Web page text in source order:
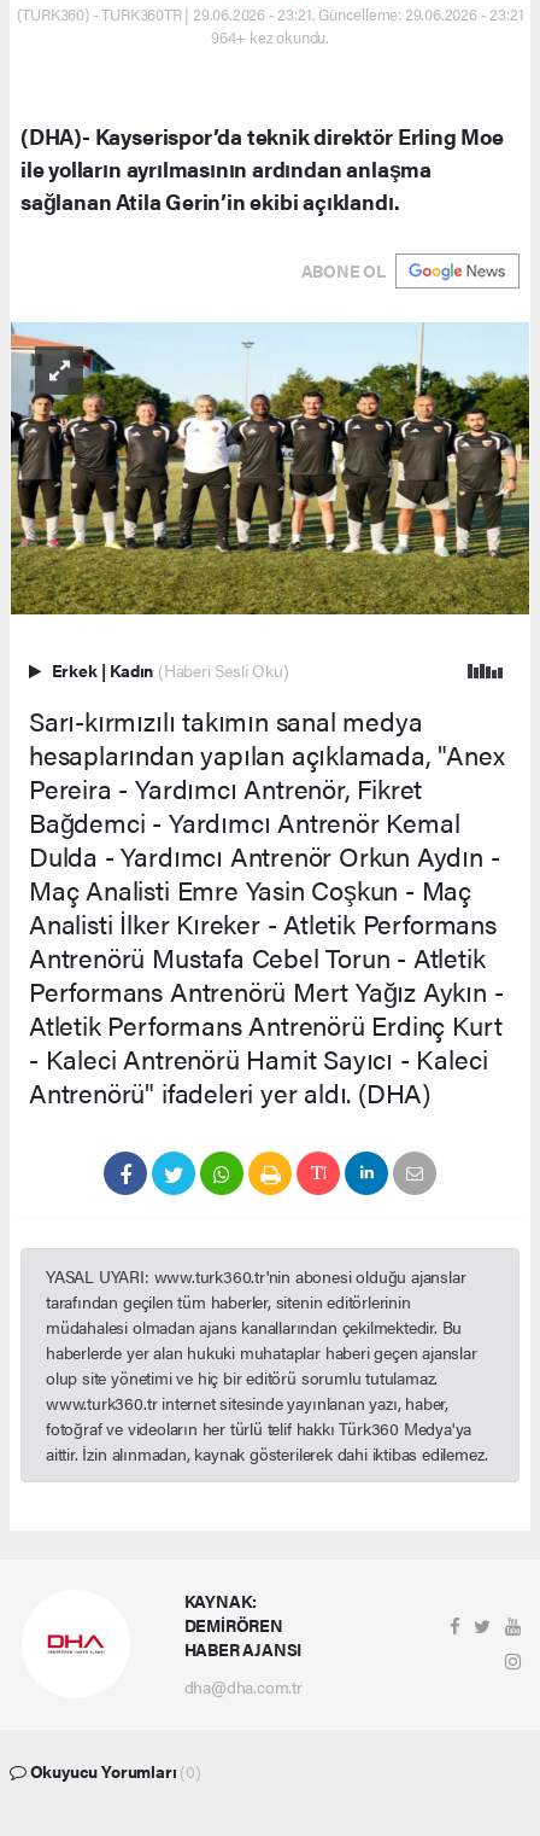
(TURK360) - TURK360TR | 29.06.2026 - 23:21, Güncelleme: 29.06.2026 - 23:21
964+ kez okundu.
(DHA)- Kayserispor’da teknik direktör Erling Moe
ile yolların ayrılmasının ardından anlaşma
sağlanan Atila Gerin’in ekibi açıklandı.
ABONE OL
Erkek | Kadın (Haberi Sesli Oku)
Sarı-kırmızılı takımın sanal medya
hesaplarından yapılan açıklamada, "Anex
Pereira - Yardımcı Antrenör, Fikret
Bağdemci - Yardımcı Antrenör Kemal
Dulda - Yardımcı Antrenör Orkun Aydın -
Maç Analisti Emre Yasin Coşkun - Maç
Analisti İlker Kıreker - Atletik Performans
Antrenörü Mustafa Cebel Torun - Atletik
Performans Antrenörü Mert Yağız Aykın -
Atletik Performans Antrenörü Erdinç Kurt
- Kaleci Antrenörü Hamit Sayıcı - Kaleci
Antrenörü" ifadeleri yer aldı. (DHA)
YASAL UYARI: www.turk360.tr'nin abonesi olduğu ajanslar
tarafından geçilen tüm haberler, sitenin editörlerinin
müdahalesi olmadan ajans kanallarından çekilmektedir. Bu
haberlerde yer alan hukuki muhataplar haberi geçen ajanslar
olup site yönetimi ve hiç bir editörü sorumlu tutulamaz.
www.turk360.tr internet sitesinde yayınlanan yazı, haber,
fotoğraf ve videoların her türlü telif hakkı Türk360 Medya'ya
aittir. İzin alınmadan, kaynak gösterilerek dahi iktibas edilemez.
KAYNAK:
DEMİRÖREN
HABER AJANSI
dha@dha.com.tr
Okuyucu Yorumları (0)